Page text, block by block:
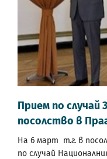
Прием по
посолство в
На 6 март т.г. в
по случай